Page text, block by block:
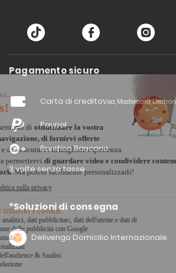
Pagamento sicuro
Carta di creditoVisa, Mastercard, Electron
Paypal
Bonifico Bancario
3 volte senza tasse
*Soluzioni di consegna
Delivengo Domicilio Internazionale